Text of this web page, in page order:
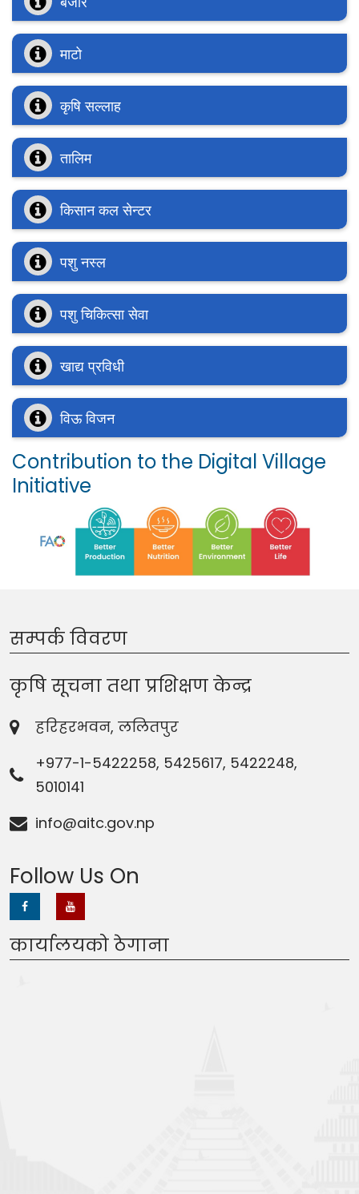
माटो
कृषि सल्लाह
तालिम
किसान कल सेन्टर
पशु नस्ल
पशु चिकित्सा सेवा
खाद्य प्रविधी
विऊ विजन
Contribution to the Digital Village
Initiative
सम्पर्क विवरण
कृषि सूचना तथा प्रशिक्षण केन्द्र
हरिहरभवन, ललितपुर
+977-1-5422258, 5425617, 5422248,
5010141
info@aitc.gov.np
Follow Us On
कार्यालयको ठेगाना